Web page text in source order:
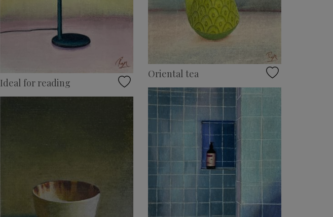
Oriental tea
Ideal for reading